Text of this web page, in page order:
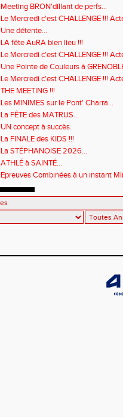
Meeting BRON'dillant de perfs...
Le Mercredi c'est CHALLENGE !!!
Une détente...
LA fête AuRA bien lieu !!!
Le Mercredi c'est CHALLENGE !!!
Une Pointe de Couleurs à
Le Mercredi c'est CHALLENGE !!!
THE MEETING !!!
Les MINIMES sur le Pont' Charra...
La FÊTE des MATRUS...
UN concept à succès.
La FINALE des KIDS !!!
La STÉPHANOISE 2026...
ATHLÉ à SAINTÉ...
Epreuves Combinées à un instant